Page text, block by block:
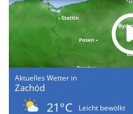
Aktuelles Wetter in
Zachód
21°C
Leicht bewölkt